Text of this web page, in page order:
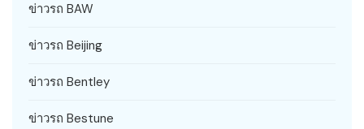
ข่าวรถ BAW
ข่าวรถ Beijing
ข่าวรถ Bentley
ข่าวรถ Bestune